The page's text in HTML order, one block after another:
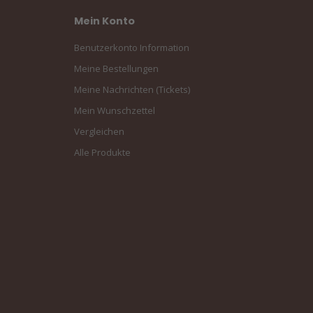
Mein Konto
Benutzerkonto Information
Meine Bestellungen
Meine Nachrichten (Tickets)
Mein Wunschzettel
Vergleichen
Alle Produkte